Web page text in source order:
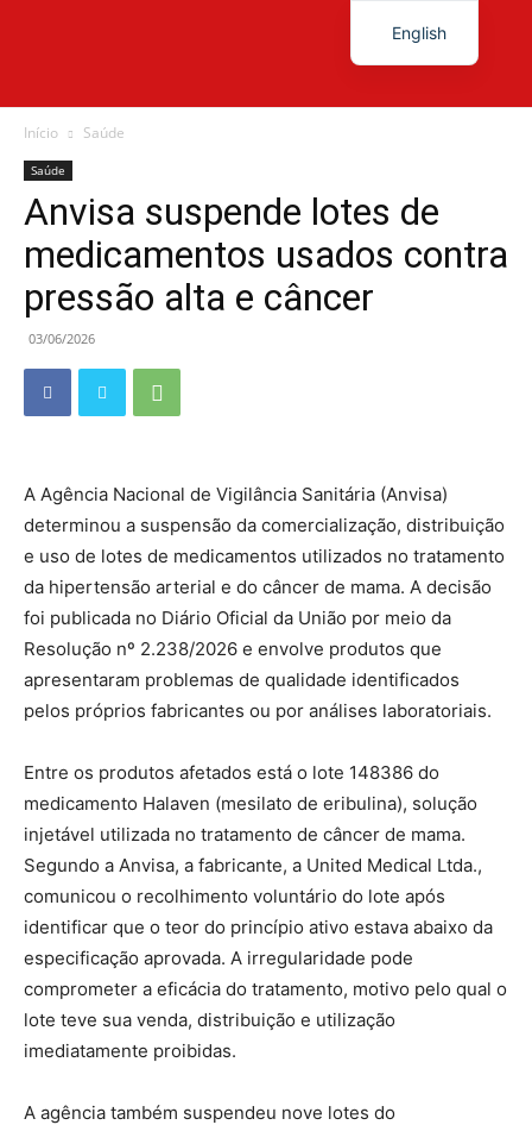
Diário
News
Início Saúde
Saúde
Anvisa suspende lotes de
medicamentos usados contra
pressão alta e câncer
03/06/2026
A Agência Nacional de Vigilância Sanitária (Anvisa)
determinou a suspensão da comercialização, distribuição
e uso de lotes de medicamentos utilizados no tratamento
da hipertensão arterial e do câncer de mama. A decisão
foi publicada no Diário Oficial da União por meio da
Resolução nº 2.238/2026 e envolve produtos que
apresentaram problemas de qualidade identificados
pelos próprios fabricantes ou por análises laboratoriais.
Entre os produtos afetados está o lote 148386 do
medicamento Halaven (mesilato de eribulina), solução
injetável utilizada no tratamento de câncer de mama.
Segundo a Anvisa, a fabricante, a United Medical Ltda.,
comunicou o recolhimento voluntário do lote após
identificar que o teor do princípio ativo estava abaixo da
especificação aprovada. A irregularidade pode
comprometer a eficácia do tratamento, motivo pelo qual o
lote teve sua venda, distribuição e utilização
imediatamente proibidas.
A agência também suspendeu nove lotes do
English